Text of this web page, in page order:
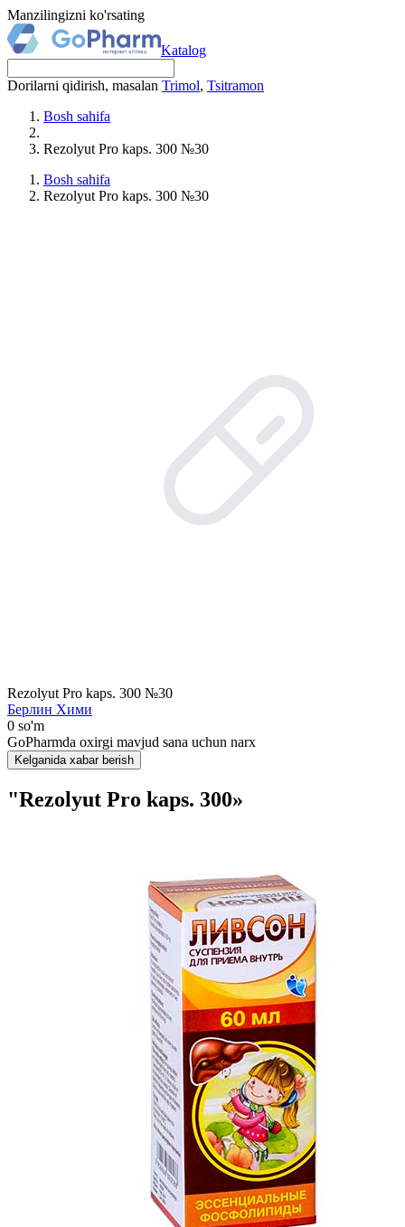
Manzilingizni ko'rsating
Katalog
Dorilarni qidirish, masalan Trimol, Tsitramon
Bosh sahifa
Rezolyut Pro kaps. 300 №30
Bosh sahifa
Rezolyut Pro kaps. 300 №30
Rezolyut Pro kaps. 300 №30
Берлин Хими
0 so'm
GoPharmda oxirgi mavjud sana uchun narx
Kelganida xabar berish
"Rezolyut Pro kaps. 300»